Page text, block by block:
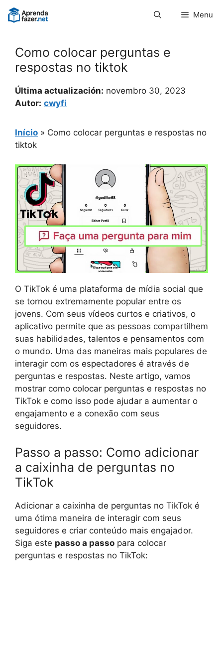
Pular
para
Menu
Como colocar perguntas e
respostas no tiktok
Última actualización: novembro 30, 2023
Autor: cwyfi
Início » Como colocar perguntas e respostas no
tiktok
O TikTok é uma plataforma de mídia social que
se tornou extremamente popular entre os
jovens. Com seus vídeos curtos e criativos, o
aplicativo permite que as pessoas compartilhem
suas habilidades, talentos e pensamentos com
o mundo. Uma das maneiras mais populares de
interagir com os espectadores é através de
perguntas e respostas. Neste artigo, vamos
mostrar como colocar perguntas e respostas no
TikTok e como isso pode ajudar a aumentar o
engajamento e a conexão com seus
seguidores.
Passo a passo: Como adicionar
a caixinha de perguntas no
TikTok
Adicionar a caixinha de perguntas no TikTok é
uma ótima maneira de interagir com seus
seguidores e criar conteúdo mais engajador.
Siga este passo a passo para colocar
perguntas e respostas no TikTok: